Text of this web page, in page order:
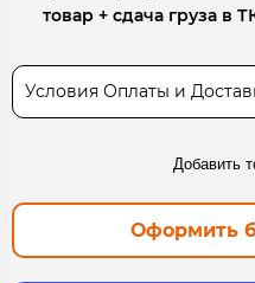
товар + сдача груза в
Условия Оплаты и
Добавить
Оформить